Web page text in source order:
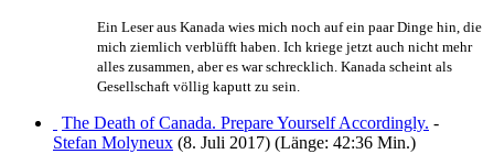
Ein Leser aus Kanada wies mich noch auf ein paar Dinge hin, die
mich ziemlich verblüfft haben. Ich kriege jetzt auch nicht mehr
alles zusammen, aber es war schrecklich. Kanada scheint als
Gesellschaft völlig kaputt zu sein.
The Death of Canada. Prepare Yourself Accordingly. -
Stefan Molyneux (8. Juli 2017) (Länge: 42:36 Min.)